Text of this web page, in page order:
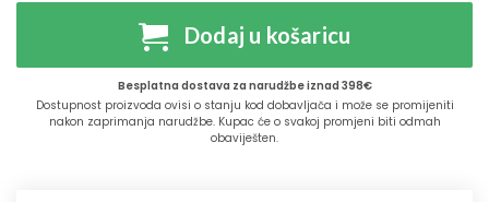
Dodaj u košaricu
Besplatna dostava za narudžbe iznad 398€
Dostupnost proizvoda ovisi o stanju kod dobavljača i može se promijeniti
nakon zaprimanja narudžbe. Kupac će o svakoj promjeni biti odmah
obaviješten.